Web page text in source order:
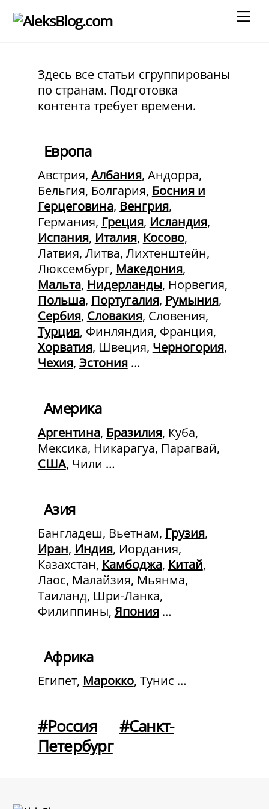
Здесь все статьи сгруппированы
по странам. Подготовка
контента требует времени.
Европа
Австрия, Албания, Андорра,
Бельгия, Болгария, Босния и
Герцеговина, Венгрия,
Германия, Греция, Исландия,
Испания, Италия, Косово,
Латвия, Литва, Лихтенштейн,
Люксембург, Македония,
Мальта, Нидерланды, Норвегия,
Польша, Португалия, Румыния,
Сербия, Словакия, Словения,
Турция, Финляндия, Франция,
Хорватия, Швеция, Черногория,
Чехия, Эстония…
Америка
Аргентина, Бразилия, Куба,
Мексика, Никарагуа, Парагвай,
США, Чили …
Азия
Бангладеш, Вьетнам, Грузия,
Иран, Индия, Иордания,
Казахстан, Камбоджа, Китай,
Лаос, Малайзия, Мьянма,
Таиланд, Шри-Ланка,
Филиппины, Япония…
Африка
Египет, Марокко, Тунис …
#Россия
#Санкт-
Петербург